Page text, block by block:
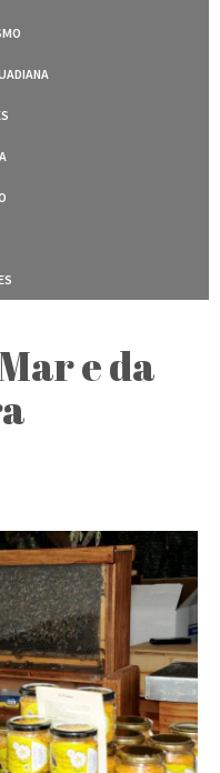
e da